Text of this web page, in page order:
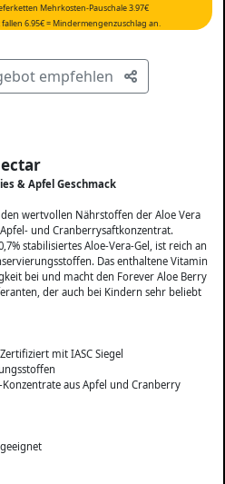
Mehrkosten-Pauschale 3.97€
6.95€ = Mindermengenzuschlag an.
empfehlen
& Apfel Geschmack
wertvollen Nährstoffen der Aloe Vera
und Cranberrysaftkonzentrat.
stabilisiertes Aloe-Vera-Gel, ist reich an
Das enthaltene Vitamin
bei und macht den Forever Aloe Berry
der auch bei Kindern sehr beliebt
mit IASC Siegel
aus Apfel und Cranberry